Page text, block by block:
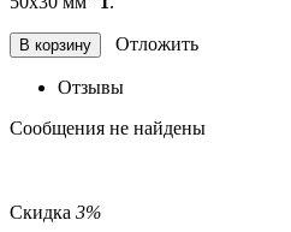
В корзину Отложить
Отзывы
Сообщения не найдены
Скидка 3%